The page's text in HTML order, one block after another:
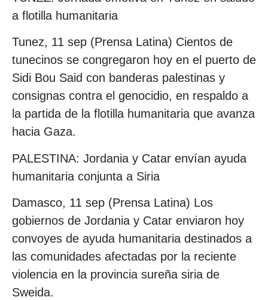
a flotilla humanitaria
Tunez, 11 sep (Prensa Latina) Cientos de
tunecinos se congregaron hoy en el puerto de
Sidi Bou Said con banderas palestinas y
consignas contra el genocidio, en respaldo a
la partida de la flotilla humanitaria que avanza
hacia Gaza.
PALESTINA: Jordania y Catar envían ayuda
humanitaria conjunta a Siria
Damasco, 11 sep (Prensa Latina) Los
gobiernos de Jordania y Catar enviaron hoy
convoyes de ayuda humanitaria destinados a
las comunidades afectadas por la reciente
violencia en la provincia sureña siria de
Sweida.